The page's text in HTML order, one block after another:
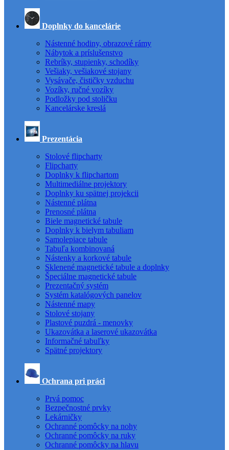
Doplnky do kancelárie
Nástenné hodiny, obrazové rámy
Nábytok a príslušenstvo
Rebríky, stupienky, schodíky
Vešiaky, vešiakové stojany
Vysávače, čističky vzduchu
Vozíky, ručné vozíky
Podložky pod stoličku
Kancelárske kreslá
Prezentácia
Stolové flipcharty
Flipcharty
Doplnky k flipchartom
Multimediálne projektory
Doplnky ku spätnej projekcii
Nástenné plátna
Prenosné plátna
Biele magnetické tabule
Doplnky k bielym tabuliam
Samolepiace tabule
Tabuľa kombinovaná
Nástenky a korkové tabule
Sklenené magnetické tabule a doplnky
Špeciálne magnetické tabule
Prezentačný systém
Systém katalógových panelov
Nástenné mapy
Stolové stojany
Plastové puzdrá - menovky
Ukazovátka a laserové ukazovátka
Informačné tabuľky
Spätné projektory
Ochrana pri práci
Prvá pomoc
Bezpečnostné prvky
Lekárničky
Ochranné pomôcky na nohy
Ochranné pomôcky na ruky
Ochranné pomôcky na hlavu